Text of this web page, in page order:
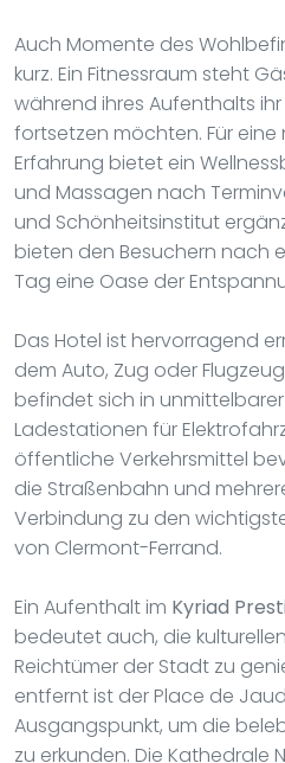
Auch Momente des
kurz. Ein Fitnessraum steht
während ihres Aufenthalts
fortsetzen möchten. Für
Erfahrung bietet ein
und Massagen nach
und Schönheitsinstitut
bieten den Besuchern nach
Tag eine Oase der
Das Hotel ist hervorragend
dem Auto, Zug oder
befindet sich in
Ladestationen für
öffentliche Verkehrsmittel
die Straßenbahn und
Verbindung zu den
von Clermont-Ferrand.
Ein Aufenthalt im Kyriad
bedeutet auch, die
Reichtümer der Stadt zu
entfernt ist der Place de
Ausgangspunkt, um die
zu erkunden. Die Kathedrale